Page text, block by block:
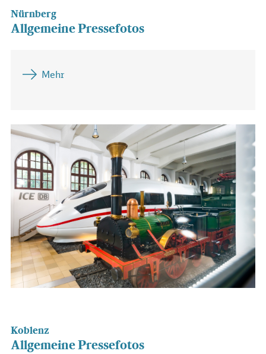
Nürnberg
Allgemeine Pressefotos
Mehr
Koblenz
Allgemeine Pressefotos